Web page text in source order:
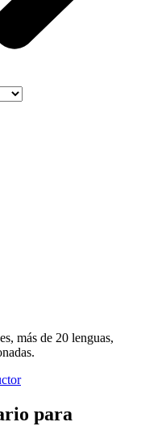
más de 20 lenguas,
para